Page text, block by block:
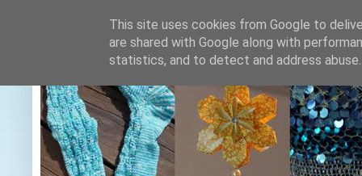
This site uses cookies from Google to
are shared with Google along with
statistics, and to detect and address abuse.